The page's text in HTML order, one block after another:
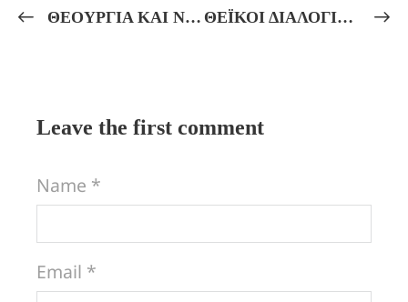
ΘΕΟΥΡΓΙΑ ΚΑΙ ΝΕΟΠΛΑΤΩΝΙΚΗ ΦΙΛΟΣΟΦΙΑ! Πλήθωνος: ΤΑ ΜΑΓΙΚΑ ΛΟΓΙΑ ΤΩΝ ΑΠΟ ΖΩΡΟΑΣΤΡΟΥ ΜΑΓΩΝ! Ε. Γαβρᾶ: ΜΥΣΤΗΡΙΑΚΗ ΕΡΜΗΝΕΙΑ ΤΗΣ ΘΕΑΣ ΔΗΜΗΤΡΟΣ! ΘΕΪΚΟΙ ΔΙΑΛΟΓΙΣΜΟΙ ΚΑΙ ΟΡΦΙΚΟΙ ΥΜΝΟΙ! ΤΟ ΕΡΓΟ ΤΩΝ ΚΥΚΛΩΝ ΚΑΙ ΟΙ ΑΘΛΟΙ ΤΟΥ ΗΡΑΚΛΕΟΥΣ! Μυστηριακή Ἑρμηνεία καί Διαλογιστική Τελετή!
Leave the first comment
Name *
Email *